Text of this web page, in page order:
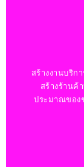
สร้างงานบริ
สร้างร้านค้
ประมาณของ